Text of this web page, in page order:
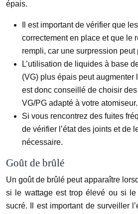
épais.
Il est important de vérifier que
correctement en place et que le
rempli, car une surpression peut
L’utilisation de liquides à base
(VG) plus épais peut augmenter
est donc conseillé de choisir
VG/PG adapté à votre atomiseur.
Si vous rencontrez des fuites
de vérifier l’état des joints et de
nécessaire.
Goût de brûlé
Un goût de brûlé peut apparaître
si le wattage est trop élevé ou si
sucré. Il est important de surveiller